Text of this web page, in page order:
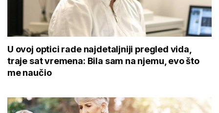
U ovoj optici rade najdetaljniji pregled vida,
traje sat vremena: Bila sam na njemu, evo što
me naučio